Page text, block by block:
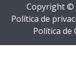
Copyright ©
Política de
Política de